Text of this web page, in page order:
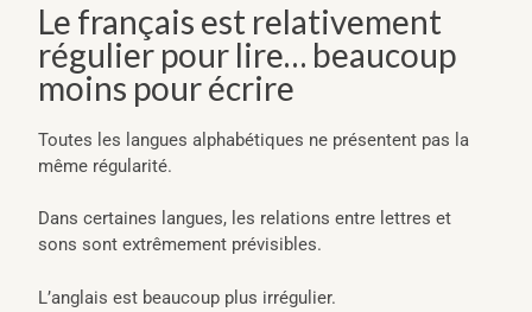
Le français est relativement
régulier pour lire… beaucoup
moins pour écrire
Toutes les langues alphabétiques ne présentent pas la
même régularité.
Dans certaines langues, les relations entre lettres et
sons sont extrêmement prévisibles.
L’anglais est beaucoup plus irrégulier.